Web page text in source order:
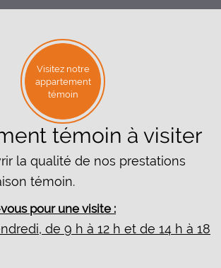
Visitez notre
appartement
témoin
témoin à visiter
la qualité de nos prestations
témoin.
pour une visite :
de 9 h à 12 h et de 14 h à 18